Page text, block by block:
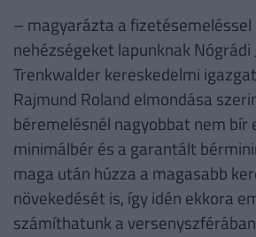
– magyarázta a fizetésemeléssel
nehézségeket lapunknak Nógrádi
Trenkwalder kereskedelmi
Rajmund Roland elmondása
béremelésnél nagyobbat nem bír
minimálbér és a garantált
maga után húzza a magasabb
növekedését is, így idén ekkora
számíthatunk a